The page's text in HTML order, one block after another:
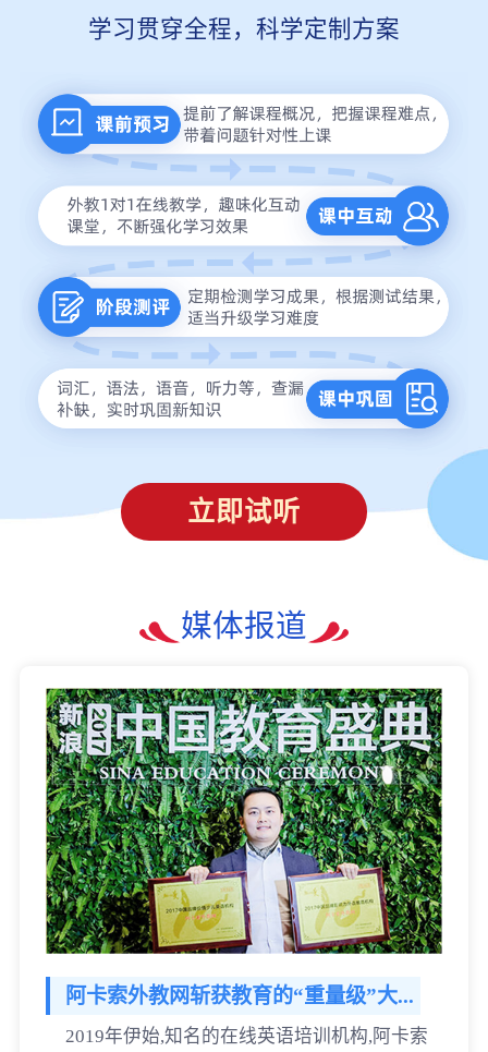
学习贯穿全程，科学定制方案
立即试听
媒体报道
阿卡索外教网斩获教育的“重量级”大...
2019年伊始,知名的在线英语培训机构,阿卡索